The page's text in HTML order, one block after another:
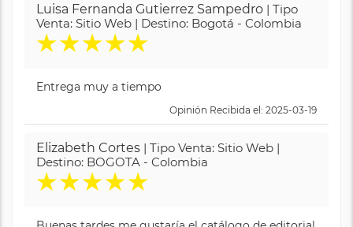
Luisa Fernanda Gutierrez Sampedro | Tipo
Venta: Sitio Web | Destino: Bogotá - Colombia
★★★★★
Entrega muy a tiempo
Opinión Recibida el: 2025-03-19
Elizabeth Cortes | Tipo Venta: Sitio Web |
Destino: BOGOTA - Colombia
★★★★★